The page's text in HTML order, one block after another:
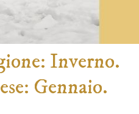
Inverno.
Gennaio.